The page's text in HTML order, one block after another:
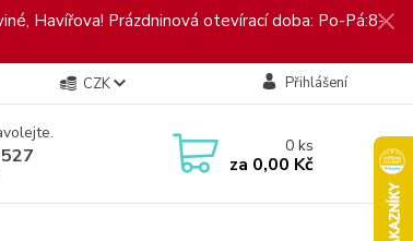
Havířova! Prázdninová otevírací doba: Po-Pá:8-
CZK Přihlášení
0ks
za 0,00 Kč